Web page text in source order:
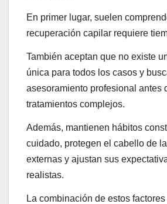
En primer lugar, suelen
recuperación capilar requiere
También aceptan que no existe
única para todos los casos y
asesoramiento profesional antes
tratamientos complejos.
Además, mantienen hábitos
cuidado, protegen el cabello de
externas y ajustan sus
realistas.
La combinación de estos